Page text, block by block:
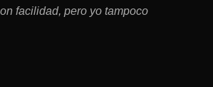
facilidad, pero yo tampoco